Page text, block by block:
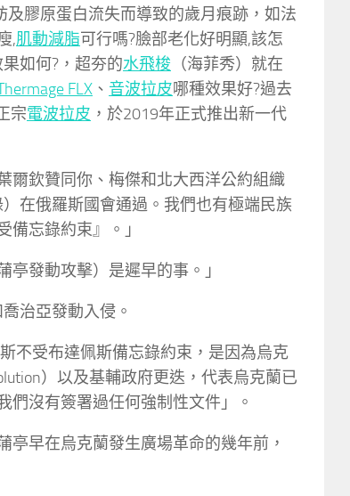
及膠原蛋白流失而導致的歲月痕跡，如法
,肌動減脂可行嗎?臉部老化好明顯,該怎
果如何?，超夯的水飛梭 （海菲秀）就在
FLX 、 音波拉皮哪種效果好?過去
宗電波拉皮 ，於2019年正式推出新一代
爾欽贊同你、梅傑和北大西洋公約組織
）在俄羅斯國會通過。我們也有極端民族
忘錄約束』。」
發動攻擊）是遲早的事。」
治亞發動入侵。
不受布達佩斯備忘錄約束，是因為烏克
）以及基輔政府更迭，代表烏克蘭已
們沒有簽署過任何強制性文件」。
早在烏克蘭發生廣場革命的幾年前，